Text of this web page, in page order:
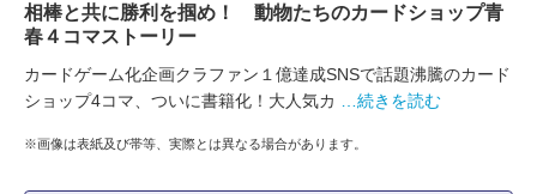
相棒と共に勝利を掴め！ 動物たちのカードショップ青
春４コマストーリー
カードゲーム化企画クラファン１億達成SNSで話題沸騰のカード
ショップ4コマ、ついに書籍化！大人気カ
…続きを読む
※画像は表紙及び帯等、実際とは異なる場合があります。